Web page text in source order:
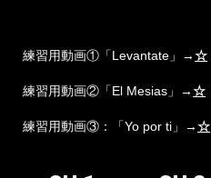
練習用動画①「Levantate」→☆
練習用動画②「El Mesias」→☆
練習用動画③：「Yo por ti」→☆